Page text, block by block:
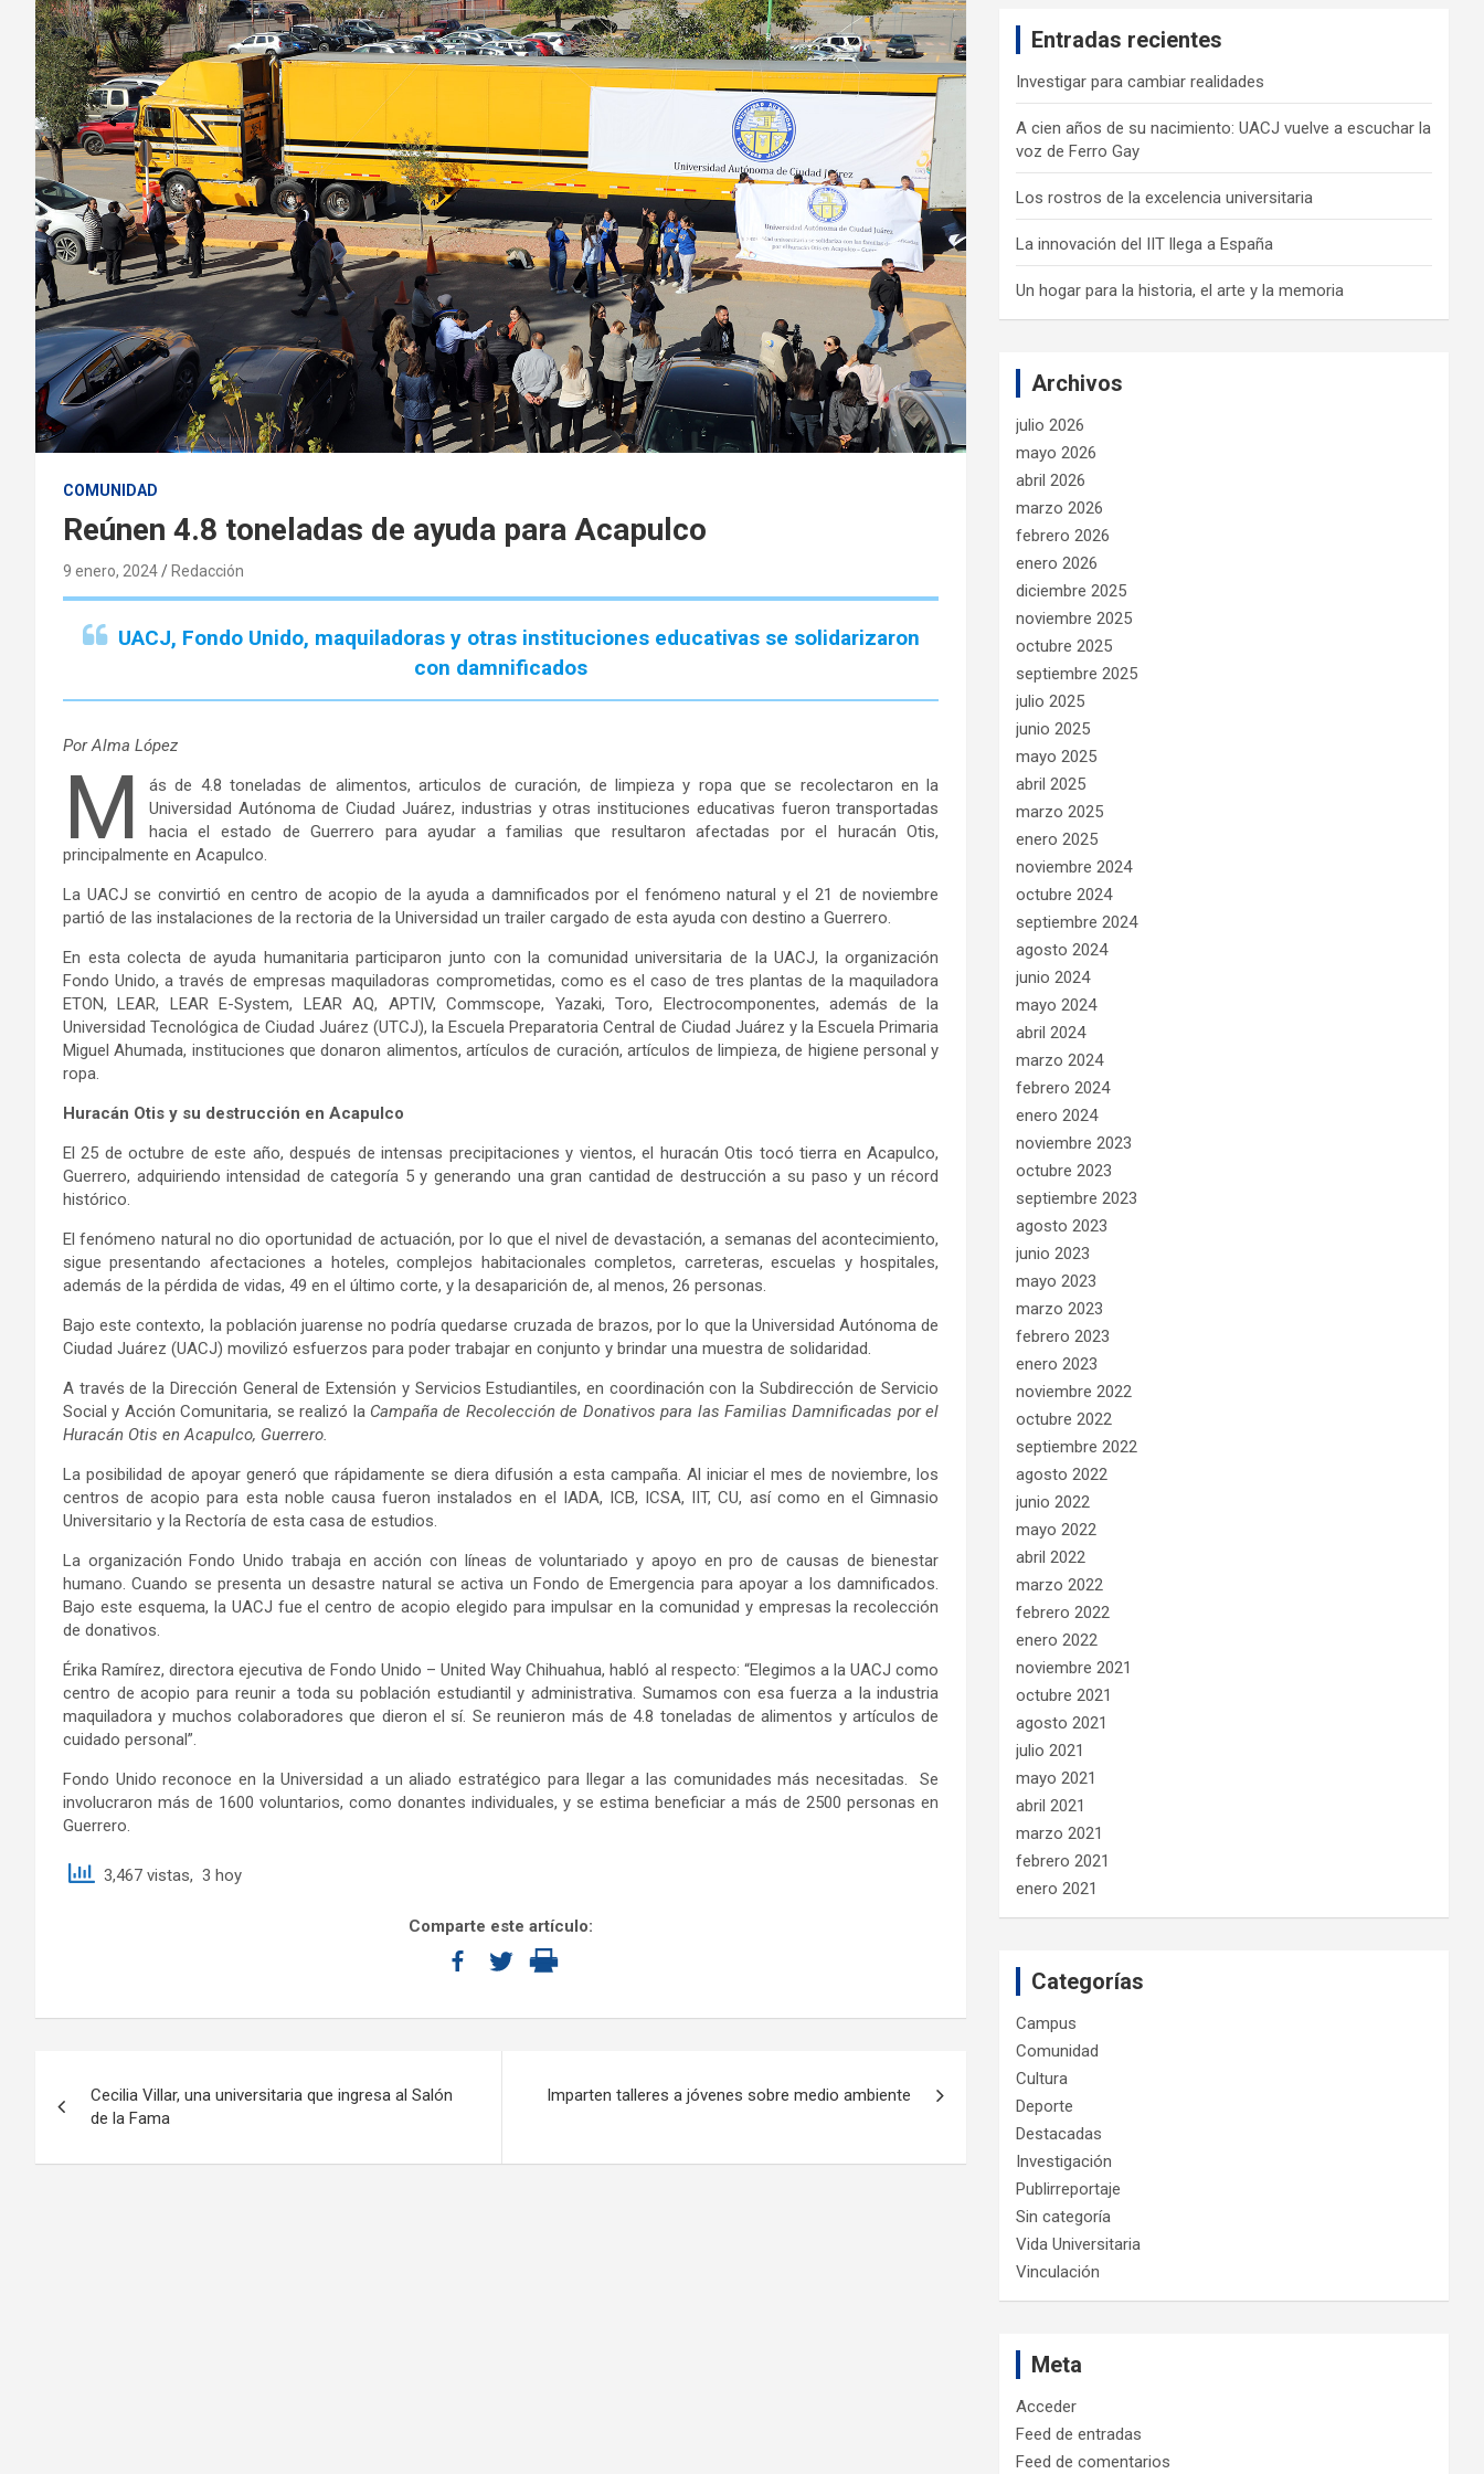
COMUNIDAD
Reúnen 4.8 toneladas de ayuda para Acapulco
9 enero, 2024 Redacción
UACJ, Fondo Unido, maquiladoras y otras instituciones educativas se solidarizaron
con damnificados
Por Alma López
M
ás de 4.8 toneladas de alimentos, articulos de curación, de limpieza y ropa que se recolectaron en la
Universidad Autónoma de Ciudad Juárez, industrias y otras instituciones educativas fueron transportadas
hacia el estado de Guerrero para ayudar a familias que resultaron afectadas por el huracán Otis,
principalmente en Acapulco.
La UACJ se convirtió en centro de acopio de la ayuda a damnificados por el fenómeno natural y el 21 de noviembre
partió de las instalaciones de la rectoria de la Universidad un trailer cargado de esta ayuda con destino a Guerrero.
En esta colecta de ayuda humanitaria participaron junto con la comunidad universitaria de la UACJ, la organización
Fondo Unido, a través de empresas maquiladoras comprometidas, como es el caso de tres plantas de la maquiladora
ETON, LEAR, LEAR E-System, LEAR AQ, APTIV, Commscope, Yazaki, Toro, Electrocomponentes, además de la
Universidad Tecnológica de Ciudad Juárez (UTCJ), la Escuela Preparatoria Central de Ciudad Juárez y la Escuela Primaria
Miguel Ahumada, instituciones que donaron alimentos, artículos de curación, artículos de limpieza, de higiene personal y
ropa.
Huracán Otis y su destrucción en Acapulco
El 25 de octubre de este año, después de intensas precipitaciones y vientos, el huracán Otis tocó tierra en Acapulco,
Guerrero, adquiriendo intensidad de categoría 5 y generando una gran cantidad de destrucción a su paso y un récord
histórico.
El fenómeno natural no dio oportunidad de actuación, por lo que el nivel de devastación, a semanas del acontecimiento,
sigue presentando afectaciones a hoteles, complejos habitacionales completos, carreteras, escuelas y hospitales,
además de la pérdida de vidas, 49 en el último corte, y la desaparición de, al menos, 26 personas.
Bajo este contexto, la población juarense no podría quedarse cruzada de brazos, por lo que la Universidad Autónoma de
Ciudad Juárez (UACJ) movilizó esfuerzos para poder trabajar en conjunto y brindar una muestra de solidaridad.
A través de la Dirección General de Extensión y Servicios Estudiantiles, en coordinación con la Subdirección de Servicio
Social y Acción Comunitaria, se realizó la Campaña de Recolección de Donativos para las Familias Damnificadas por el
Huracán Otis en Acapulco, Guerrero.
La posibilidad de apoyar generó que rápidamente se diera difusión a esta campaña. Al iniciar el mes de noviembre, los
centros de acopio para esta noble causa fueron instalados en el IADA, ICB, ICSA, IIT, CU, así como en el Gimnasio
Universitario y la Rectoría de esta casa de estudios.
La organización Fondo Unido trabaja en acción con líneas de voluntariado y apoyo en pro de causas de bienestar
humano. Cuando se presenta un desastre natural se activa un Fondo de Emergencia para apoyar a los damnificados.
Bajo este esquema, la UACJ fue el centro de acopio elegido para impulsar en la comunidad y empresas la recolección
de donativos.
Érika Ramírez, directora ejecutiva de Fondo Unido – United Way Chihuahua, habló al respecto: “Elegimos a la UACJ como
centro de acopio para reunir a toda su población estudiantil y administrativa. Sumamos con esa fuerza a la industria
maquiladora y muchos colaboradores que dieron el sí. Se reunieron más de 4.8 toneladas de alimentos y artículos de
cuidado personal”.
Fondo Unido reconoce en la Universidad a un aliado estratégico para llegar a las comunidades más necesitadas. Se
involucraron más de 1600 voluntarios, como donantes individuales, y se estima beneficiar a más de 2500 personas en
Guerrero.
3,467 vistas, 3 hoy
Comparte este artículo:
Cecilia Villar, una universitaria que ingresa al Salón
de la Fama
Imparten talleres a jóvenes sobre medio ambiente
Entradas recientes
Investigar para cambiar realidades
A cien años de su nacimiento: UACJ vuelve a escuchar la
voz de Ferro Gay
Los rostros de la excelencia universitaria
La innovación del IIT llega a España
Un hogar para la historia, el arte y la memoria
Archivos
julio 2026
mayo 2026
abril 2026
marzo 2026
febrero 2026
enero 2026
diciembre 2025
noviembre 2025
octubre 2025
septiembre 2025
julio 2025
junio 2025
mayo 2025
abril 2025
marzo 2025
enero 2025
noviembre 2024
octubre 2024
septiembre 2024
agosto 2024
junio 2024
mayo 2024
abril 2024
marzo 2024
febrero 2024
enero 2024
noviembre 2023
octubre 2023
septiembre 2023
agosto 2023
junio 2023
mayo 2023
marzo 2023
febrero 2023
enero 2023
noviembre 2022
octubre 2022
septiembre 2022
agosto 2022
junio 2022
mayo 2022
abril 2022
marzo 2022
febrero 2022
enero 2022
noviembre 2021
octubre 2021
agosto 2021
julio 2021
mayo 2021
abril 2021
marzo 2021
febrero 2021
enero 2021
Categorías
Campus
Comunidad
Cultura
Deporte
Destacadas
Investigación
Publirreportaje
Sin categoría
Vida Universitaria
Vinculación
Meta
Acceder
Feed de entradas
Feed de comentarios